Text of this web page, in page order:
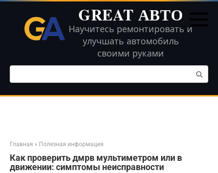
Перейти
контенту
GREAT АВТО
Научитесь ремонтировать и
улучшать автомобиль
своими руками
Поиск:
Главная » Полезная информация
Как проверить дмрв мультиметром или в
движении: симптомы неисправности